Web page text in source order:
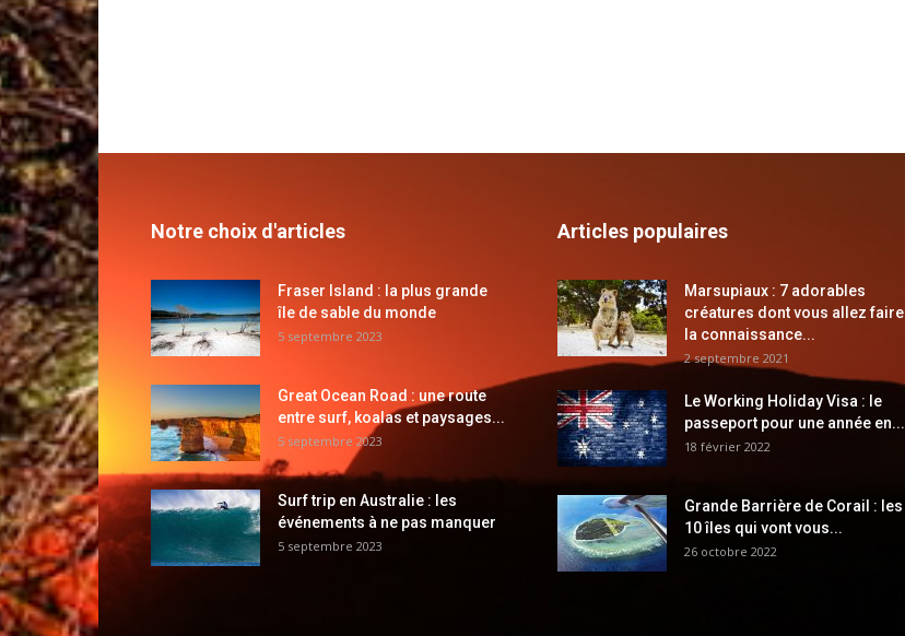
Notre choix d'articles
Fraser Island : la plus grande
île de sable du monde
5 septembre 2023
Great Ocean Road : une route
entre surf, koalas et paysages...
5 septembre 2023
Surf trip en Australie : les
événements à ne pas manquer
5 septembre 2023
Articles populaires
Marsupiaux : 7 adorables
créatures dont vous allez faire
la connaissance...
2 septembre 2021
Le Working Holiday Visa : le
passeport pour une année en...
18 février 2022
Grande Barrière de Corail : les
10 îles qui vont vous...
26 octobre 2022